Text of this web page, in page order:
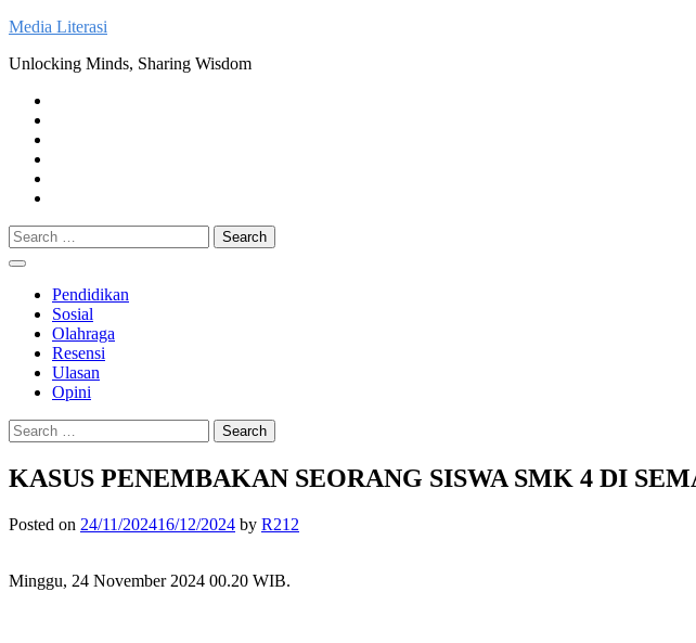
Skip
content
Media Literasi
Unlocking Minds, Sharing Wisdom
Search
for:
Pendidikan
Sosial
Olahraga
Resensi
Ulasan
Opini
Search
for:
KASUS PENEMBAKAN SEORANG SISWA SMK 4 DI
Posted on 24/11/202416/12/2024 by R212
Minggu, 24 November 2024 00.20 WIB.